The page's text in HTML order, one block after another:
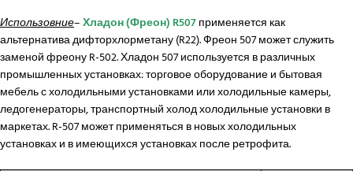
Использовние–Хладон (Фреон) R507применяется как
альтернатива дифторхлорметану (R22). Фреон 507 может служить
заменой фреону R-502. Хладон 507 используется в различных
промышленных установках: торговое оборудование и бытовая
мебель с холодильными установками или холодильные камеры,
ледогенераторы, транспортный холод холодильные установки в
маркетах. R-507 может применяться в новых холодильных
установках и в имеющихся установках после ретрофита.